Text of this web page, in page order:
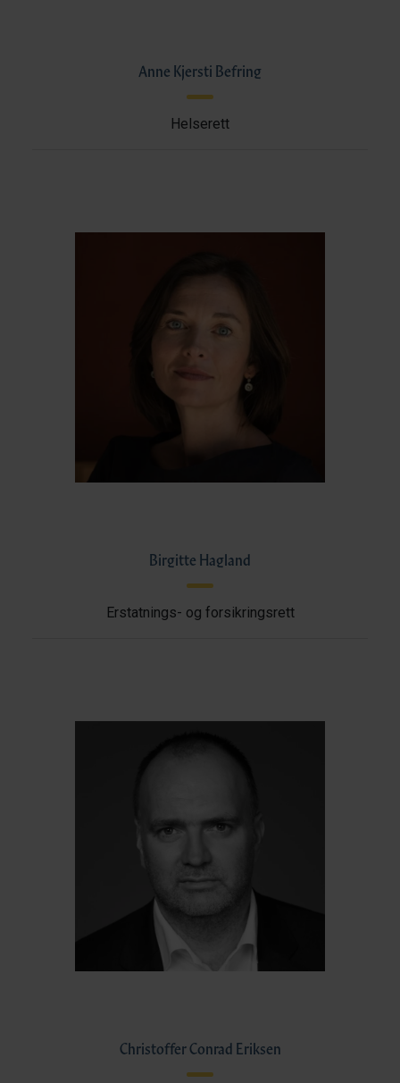
Anne Kjersti Befring
Helserett
Birgitte Hagland
Erstatnings- og forsikringsrett
Christoffer Conrad Eriksen